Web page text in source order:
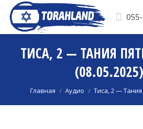
ТИСА, 2 — ТАНИЯ
(08.05.2025)
Вы здесь:
Главная Аудио Тиса, 2 —